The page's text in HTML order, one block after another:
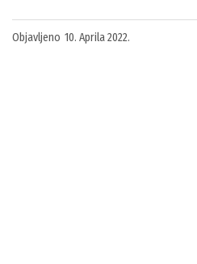
Objavljeno 10. Aprila 2022.